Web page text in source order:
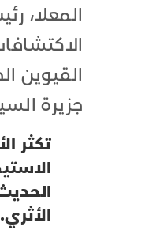
المعلا،
جزيرة السينية الآن
تكثر
الأثري.